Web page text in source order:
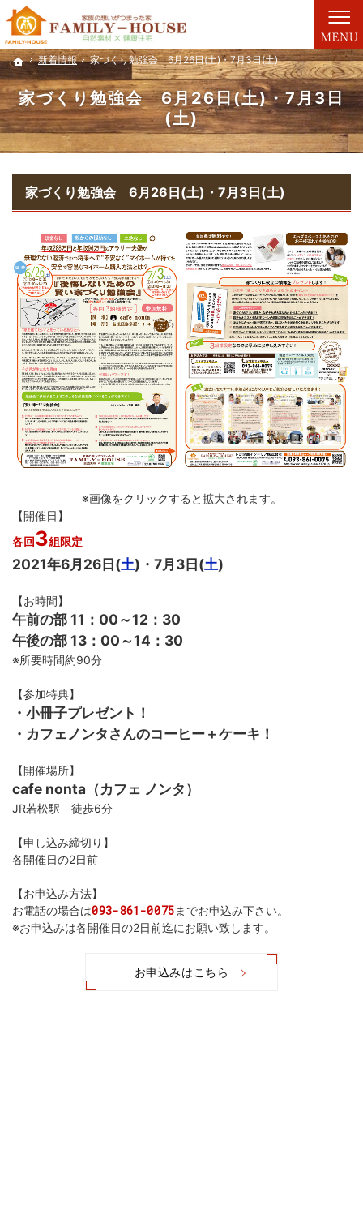
ホーム
新着情報 家づくり勉強会 6月26日(土)・7月3日(土)
家づくり勉強会 6月26日(土)・7月3日
(土)
自然素材にこだわります。注文住宅（北九州市・遠賀郡・中間市）の工務店なら安心・信
注文住宅・リフォーム・リノベーション・耐震補強・既存住宅状況調査（北九州市・遠
家づくり勉強会 6月26日(土)・7月3日(土)
※画像をクリックすると拡大されます。
【開催日】
各回3組限定
2021年6月26日(土)・7月3日(土)
【お時間】
午前の部 11：00～12：30
午後の部 13：00～14：30
※所要時間約90分
【参加特典】
・小冊子プレゼント！
・カフェノンタさんのコーヒー＋ケーキ！
【開催場所】
cafe nonta（カフェ ノンタ）
JR若松駅 徒歩6分
【申し込み締切り】
各開催日の2日前
【お申込み方法】
お電話の場合は093-861-0075までお申込み下さい。
※お申込みは各開催日の2日前迄にお願い致します。
お申込みはこちら
ホーム
新着情報 家づくり勉強会 6月26日(土)・7月3日(土)